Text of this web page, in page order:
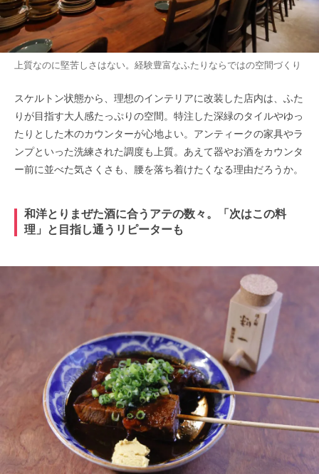
上質なのに堅苦しさはない。経験豊富なふたりならではの空間づくり
スケルトン状態から、理想のインテリアに改装した店内は、ふた
りが目指す大人感たっぷりの空間。特注した深緑のタイルやゆっ
たりとした木のカウンターが心地よい。アンティークの家具やラ
ンプといった洗練された調度も上質。あえて器やお酒をカウンタ
ー前に並べた気さくさも、腰を落ち着けたくなる理由だろうか。
和洋とりまぜた酒に合うアテの数々。「次はこの料
理」と目指し通うリピーターも